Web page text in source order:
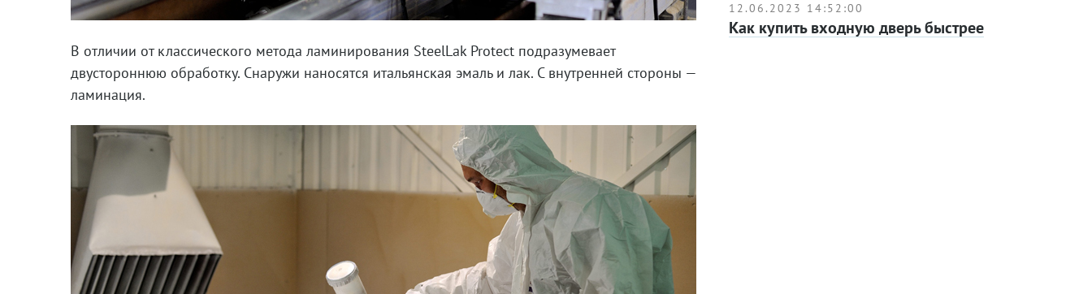
В отличии от классического метода ламинирования SteelLak Protect подразумевает
двустороннюю обработку. Снаружи наносятся итальянская эмаль и лак. С внутренней стороны —
ламинация.
12.06.2023 14:52:00
Как купить входную дверь быстрее